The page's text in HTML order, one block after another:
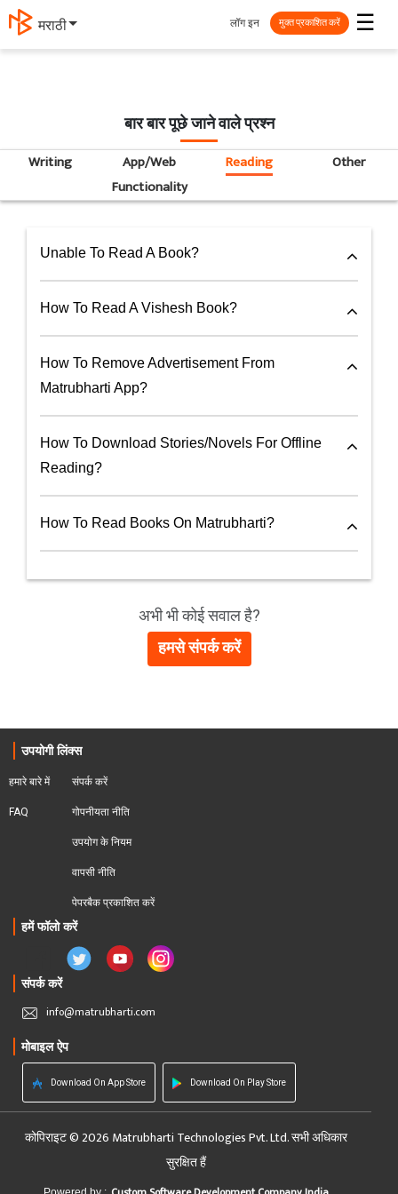
मराठी ☰
लॉग इन मुक्त प्रकाशित करें
बार बार पूछे जाने वाले प्रश्न
Writing
App/Web
Functionality
Reading Other
Unable To Read A Book?
How To Read A Vishesh Book?
How To Remove Advertisement From
Matrubharti App?
How To Download Stories/Novels For Offline
Reading?
How To Read Books On Matrubharti?
अभी भी कोई सवाल है?
हमसे संपर्क करें
उपयोगी लिंक्स
हमारे बारे में
FAQ
संपर्क करें
गोपनीयता नीति
उपयोग के नियम
वापसी नीति
पेपरबैक प्रकाशित करें
हमें फॉलो करें
संपर्क करें
info@matrubharti.com
मोबाइल ऐप
Download On App Store Download On Play Store
कोपिराइट © 2026 Matrubharti Technologies Pvt. Ltd. सभी अधिकार
सुरक्षित हैं